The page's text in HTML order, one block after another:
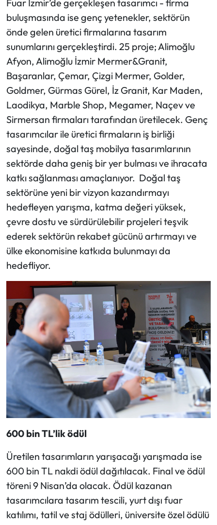
Fuar İzmir’de gerçekleşen tasarımcı - firma
buluşmasında ise genç yetenekler, sektörün
önde gelen üretici firmalarına tasarım
sunumlarını gerçekleştirdi. 25 proje; Alimoğlu
Afyon, Alimoğlu İzmir Mermer&Granit,
Başaranlar, Çemar, Çizgi Mermer, Golder,
Goldmer, Gürmas Gürel, İz Granit, Kar Maden,
Laodikya, Marble Shop, Megamer, Naçev ve
Sirmersan firmaları tarafından üretilecek. Genç
tasarımcılar ile üretici firmaların iş birliği
sayesinde, doğal taş mobilya tasarımlarının
sektörde daha geniş bir yer bulması ve ihracata
katkı sağlanması amaçlanıyor. Doğal taş
sektörüne yeni bir vizyon kazandırmayı
hedefleyen yarışma, katma değeri yüksek,
çevre dostu ve sürdürülebilir projeleri teşvik
ederek sektörün rekabet gücünü artırmayı ve
ülke ekonomisine katkıda bulunmayı da
hedefliyor.
600 bin TL’lik ödül
Üretilen tasarımların yarışacağı yarışmada ise
600 bin TL nakdi ödül dağıtılacak. Final ve ödül
töreni 9 Nisan’da olacak. Ödül kazanan
tasarımcılara tasarım tescili, yurt dışı fuar
katılımı, tatil ve staj ödülleri, üniversite özel ödülü